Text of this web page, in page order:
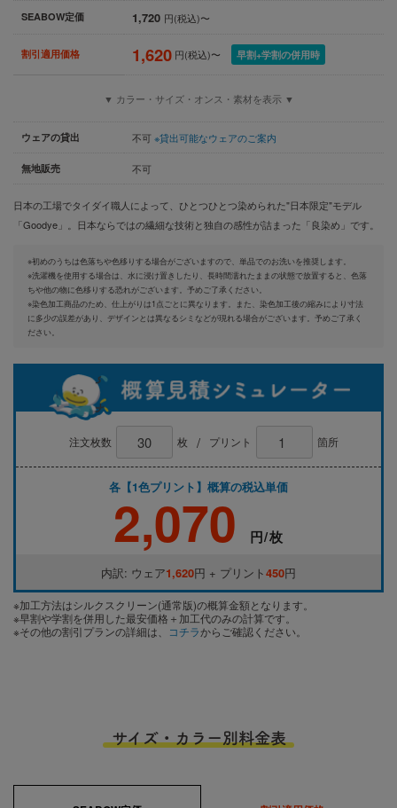
SEABOW定価 1,720 円(税込)〜
割引適用価格 1,620 円(税込)〜 早割+学割の併用時
▼ カラー・サイズ・オンス・素材を表示 ▼
ウェアの貸出 不可 ※貸出可能なウェアのご案内
無地販売 不可
日本の工場でタイダイ職人によって、ひとつひとつ染められた"日本限定"モデル
「Goodye」。日本ならではの繊細な技術と独自の感性が詰まった「良染め」です。
※初めのうちは色落ちや色移りする場合がございますので、単品でのお洗いを推奨します。
※洗濯機を使用する場合は、水に浸け置きしたり、長時間濡れたままの状態で放置すると、色落
ちや他の物に色移りする恐れがございます。予めご了承ください。
※染色加工商品のため、仕上がりは1点ごとに異なります。また、染色加工後の縮みにより寸法
に多少の誤差があり、デザインとは異なるシミなどが現れる場合がございます。予めご了承く
ださい。
注文枚数 枚 / プリント 箇所
各【1色プリント】概算の税込単価
2,070 円/枚
内訳: ウェア1,620円 + プリント450円
※加工方法はシルクスクリーン(通常版)の概算金額となります。
※早割や学割を併用した最安価格＋加工代のみの計算です。
※その他の割引プランの詳細は、
コチラからご確認ください。
サイズ・カラー別料金表